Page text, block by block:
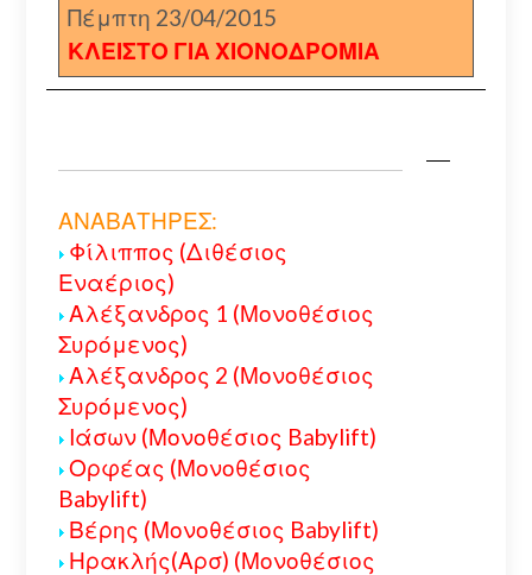
Πέμπτη 23/04/2015
ΚΛΕΙΣΤΟ ΓΙΑ ΧΙΟΝΟΔΡΟΜΙΑ
ΑΝΑΒΑΤΗΡΕΣ:
Φίλιππος (Διθέσιος
Εναέριος)
Αλέξανδρος 1 (Μονοθέσιος
Συρόμενος)
Αλέξανδρος 2 (Μονοθέσιος
Συρόμενος)
Ιάσων (Μονοθέσιος Babylift)
Ορφέας (Μονοθέσιος
Babylift)
Βέρης (Μονοθέσιος Babylift)
Ηρακλής(Αρσ) (Μονοθέσιος